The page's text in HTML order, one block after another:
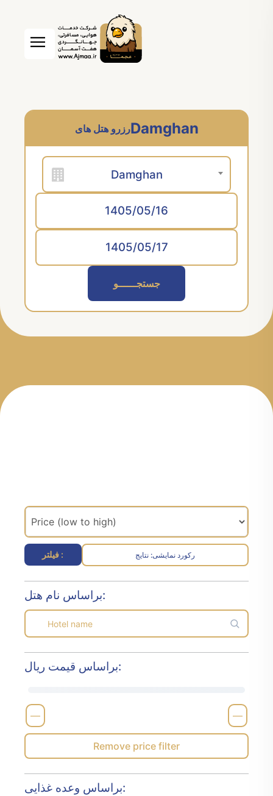
Damghanرزرو هتل های
Damghan
جستجــــــو
فیلتر : نتایج :رکورد نمایشی
براساس نام هتل:
براساس قیمت ریال:
—
—
Remove price filter
براساس وعده غذایی: